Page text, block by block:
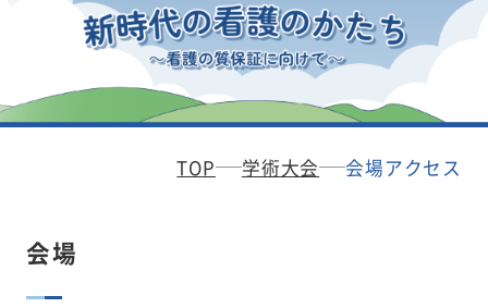
ニュースレター
研究助成
TOP 学術大会 会場アクセス
会場